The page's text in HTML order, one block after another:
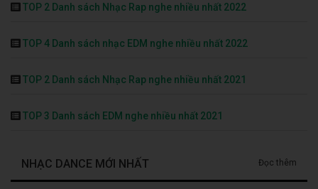
TOP 2 Danh sách Nhạc Rap nghe nhiều nhất 2022
TOP 4 Danh sách nhạc EDM nghe nhiều nhất 2022
TOP 2 Danh sách Nhạc Rap nghe nhiều nhất 2021
TOP 3 Danh sách EDM nghe nhiều nhất 2021
NHẠC DANCE MỚI NHẤT Đọc thêm